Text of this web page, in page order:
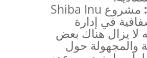
: مشروع Shiba Inu
في إدارة
لا يزال هناك بعض
والمجهولة حول